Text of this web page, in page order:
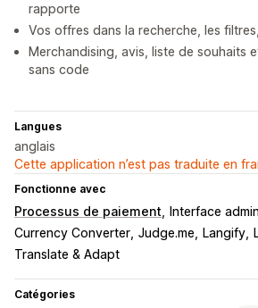
rapporte
Vos offres dans la recherche, les
Merchandising, avis, liste de souhaits
sans code
Langues
anglais
Cette application n’est pas traduite en
Fonctionne avec
Processus de paiement
Interface
Currency Converter Judge.me Langify
Translate & Adapt
Catégories